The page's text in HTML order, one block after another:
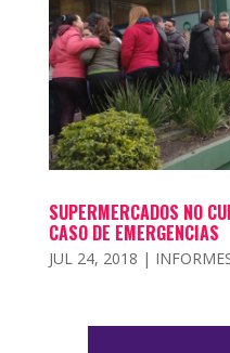
SUPERMERCADOS NO
CASO DE EMERGENCIAS
JUL 24, 2018 |